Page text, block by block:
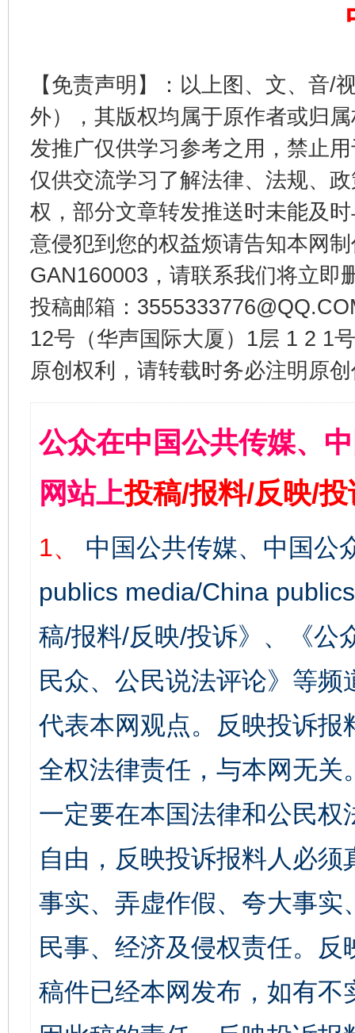
【免责声明】：以上图、文、音/
外），其版权均属于原作者或归
发推广仅供学习参考之用，禁止
仅供交流学习了解法律、法规、
权，部分文章转发推送时未能及
意侵犯到您的权益烦请告知本网
GAN160003，请联系我们将立即
投稿邮箱：
12号（华声国际大厦）1层 1 2 1
原创权利，请转载时务必注明原
公众在中国公共传媒、
网站上投稿/报料/反映/
1、
中国公共传媒、中国公
publics media/China
稿/报料/反映/投诉》、《公
民众、公民说法评论》等
代表本网观点。反映投诉
全权法律责任，与本网无
一定要在本国法律和公民
自由，反映投诉报料人必
事实、弄虚作假、夸大事
民事、经济及侵权责任。
稿件已经本网发布，如有